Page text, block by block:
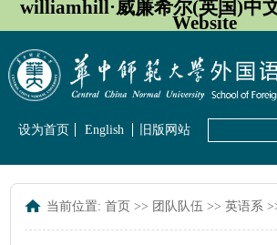
williamhill·威廉希尔(英国)中
Website
设为首页 English 旧版网站
当前位置:首页 >> 团队队伍 >>英语系